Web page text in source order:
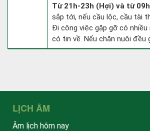
Từ 21h-23h (Hợi) và từ
sắp tới, nếu cầu lộc, cầu tài
Đi công việc gặp gỡ có nhiều
có tin về. Nếu chăn nuôi đều
LỊCH ÂM
Âm lịch hôm nay